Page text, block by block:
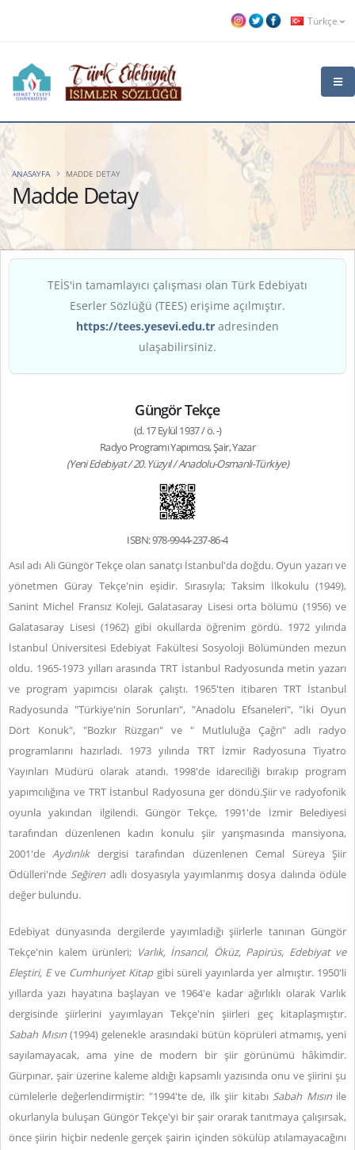
Türkçe
Madde Detay
ANASAYFA MADDE DETAY
TEİS'in tamamlayıcı çalışması olan Türk Edebiyatı
Eserler Sözlüğü (TEES) erişime açılmıştır.
https://tees.yesevi.edu.tr adresinden
ulaşabilirsiniz.
Güngör Tekçe
(d. 17 Eylül 1937 / ö. -)
Radyo Programı Yapımcısı, Şair, Yazar
(Yeni Edebiyat / 20. Yüzyıl / Anadolu-Osmanlı-Türkiye)
ISBN: 978-9944-237-86-4
Asıl adı Ali Güngör Tekçe olan sanatçı İstanbul'da doğdu. Oyun yazarı ve
yönetmen Güray Tekçe'nin eşidir. Sırasıyla; Taksim İlkokulu (1949),
Sanint Michel Fransız Koleji, Galatasaray Lisesi orta bölümü (1956) ve
Galatasaray Lisesi (1962) gibi okullarda öğrenim gördü. 1972 yılında
İstanbul Üniversitesi Edebiyat Fakültesi Sosyoloji Bölümünden mezun
oldu. 1965-1973 yılları arasında TRT İstanbul Radyosunda metin yazarı
ve program yapımcısı olarak çalıştı. 1965'ten itibaren TRT İstanbul
Radyosunda "Türkiye'nin Sorunları", "Anadolu Efsaneleri", "İki Oyun
Dört Konuk", "Bozkır Rüzgarı" ve " Mutluluğa Çağrı" adlı radyo
programlarını hazırladı. 1973 yılında TRT İzmir Radyosuna Tiyatro
Yayınları Müdürü olarak atandı. 1998'de idareciliği bırakıp program
yapımcılığına ve TRT İstanbul Radyosuna ger döndü.Şiir ve radyofonik
oyunla yakından ilgilendi. Güngör Tekçe, 1991'de İzmir Belediyesi
tarafından düzenlenen kadın konulu şiir yarışmasında mansiyona,
2001'deAydınlık dergisi tarafından düzenlenen Cemal Süreya Şiir
Ödülleri'nde Seğiren adlı dosyasıyla yayımlanmış dosya dalında ödüle
değer bulundu.
Edebiyat dünyasında dergilerde yayımladığı şiirlerle tanınan Güngör
Tekçe'nin kalem ürünleri; Varlık, İnsancıl, Öküz, Papirüs, Edebiyat ve
Eleştiri, Eve Cumhuriyet Kitapgibi süreli yayınlarda yer almıştır. 1950'li
yıllarda yazı hayatına başlayan ve 1964'e kadar ağırlıklı olarak Varlık
dergisinde şiirlerini yayımlayan Tekçe'nin şiirleri geç kitaplaşmıştır.
Sabah Mısın (1994) gelenekle arasındaki bütün köprüleri atmamış, yeni
sayılamayacak, ama yine de modern bir şiir görünümü hâkimdir.
Gürpınar, şair üzerine kaleme aldığı kapsamlı yazısında onu ve şiirini şu
cümlelerle değerlendirmiştir: "1994'te de, ilk şiir kitabı Sabah Mısınile
okurlanyla buluşan Güngör Tekçe'yi bir şair orarak tanıtmaya çalışırsak,
önce şiirin hiçbir nedenle gerçek şairin içinden sökülüp atılamayacağını